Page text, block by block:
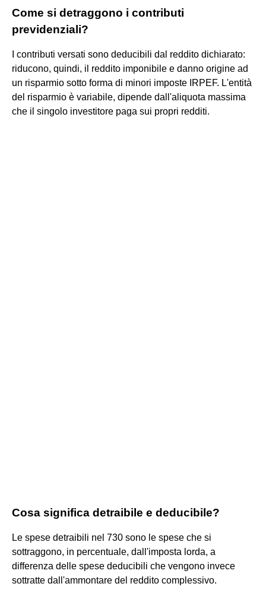
Come si detraggono i contributi
previdenziali?
I contributi versati sono deducibili dal reddito dichiarato:
riducono, quindi, il reddito imponibile e danno origine ad
un risparmio sotto forma di minori imposte IRPEF. L'entità
del risparmio è variabile, dipende dall'aliquota massima
che il singolo investitore paga sui propri redditi.
Cosa significa detraibile e deducibile?
Le spese detraibili nel 730 sono le spese che si
sottraggono, in percentuale, dall'imposta lorda, a
differenza delle spese deducibili che vengono invece
sottratte dall'ammontare del reddito complessivo.